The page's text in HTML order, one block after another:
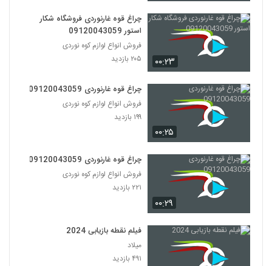
۰۰:۲۳
چراغ قوه غارنوردی فروشگاه شکار
استور 09120043059
فروش انواع لوازم کوه نوردی
۲۰۵ بازدید
۰۰:۲۵
چراغ قوه غارنوردی 09120043059
فروش انواع لوازم کوه نوردی
۱۹۹ بازدید
۰۰:۲۹
چراغ قوه غارنوردی 09120043059
فروش انواع لوازم کوه نوردی
۲۲۱ بازدید
فیلم نقطه بازیابی 2024
میلاد
۴۹۱ بازدید